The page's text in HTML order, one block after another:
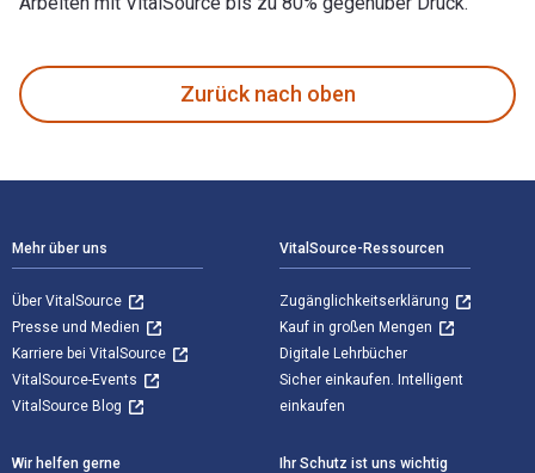
Zurück nach oben
Mehr über uns
Über VitalSource
Presse und Medien
Karriere bei VitalSource
VitalSource-Events
VitalSource Blog
VitalSource-Ressourcen
Zugänglichkeitserklärung
Kauf in großen Mengen
Digitale Lehrbücher
Sicher einkaufen. Intelligent
einkaufen
Wir helfen gerne Ihr Schutz ist uns wichtig